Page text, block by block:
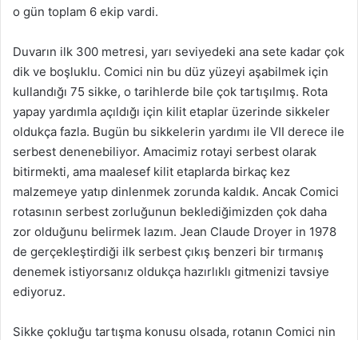
o gün toplam 6 ekip vardi.
Duvarın ilk 300 metresi, yarı seviyedeki ana sete kadar çok
dik ve boşluklu. Comici nin bu düz yüzeyi aşabilmek için
kullandığı 75 sikke, o tarihlerde bile çok tartışılmış. Rota
yapay yardımla açıldığı için kilit etaplar üzerinde sikkeler
oldukça fazla. Bugün bu sikkelerin yardımı ile VII derece ile
serbest denenebiliyor. Amacimiz rotayi serbest olarak
bitirmekti, ama maalesef kilit etaplarda birkaç kez
malzemeye yatıp dinlenmek zorunda kaldık. Ancak Comici
rotasının serbest zorluğunun beklediğimizden çok daha
zor olduğunu belirmek lazım. Jean Claude Droyer in 1978
de gerçekleştirdiği ilk serbest çıkış benzeri bir tırmanış
denemek istiyorsanız oldukça hazırlıklı gitmenizi tavsiye
ediyoruz.
Sikke çokluğu tartışma konusu olsada, rotanın Comici nin